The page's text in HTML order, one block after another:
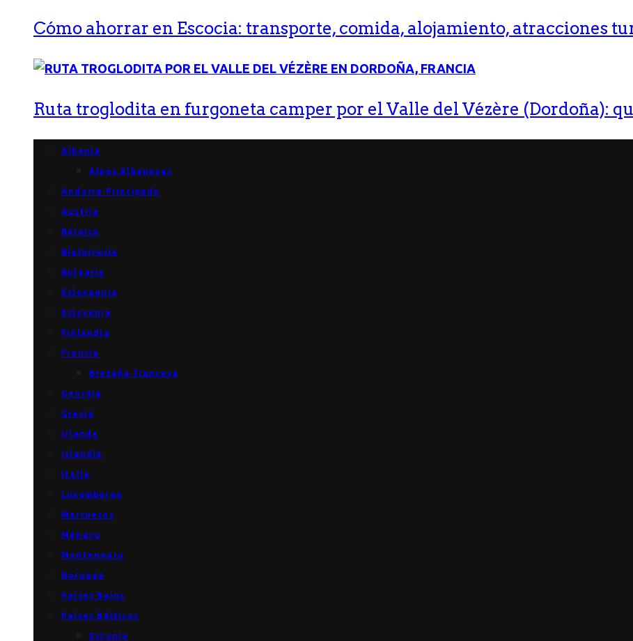
Cómo ahorrar en Escocia: transporte, comida, alojamiento, atracciones
Ruta troglodita en furgoneta camper por el Valle del Vézère (Dordoña):
Albania
Alpes Albaneses
Andorra Principado
Austria
Bélgica
Bielorrusia
Bulgaria
Eslovaquia
Eslovenia
Finlandia
Francia
Bretaña francesa
Georgia
Grecia
Irlanda
Islandia
Italia
Luxemburgo
Marruecos
Mónaco
Montenegro
Noruega
Países Bajos
Países Bálticos
Estonia